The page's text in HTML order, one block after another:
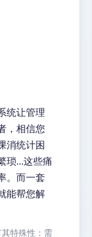
统让管理
，相信您
消统计困
琐...这些痛
。而一套
能帮您解
特殊性：需